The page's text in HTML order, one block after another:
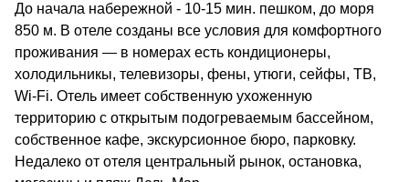
До начала набережной - 10-15 мин. пешком, до моря
850 м. В отеле созданы все условия для комфортного
проживания — в номерах есть кондиционеры,
холодильникы, телевизоры, фены, утюги, сейфы, ТВ,
Wi-Fi. Отель имеет собственную ухоженную
территорию с открытым подогреваемым бассейном,
собственное кафе, экскурсионное бюро, парковку.
Недалеко от отеля центральный рынок, остановка,